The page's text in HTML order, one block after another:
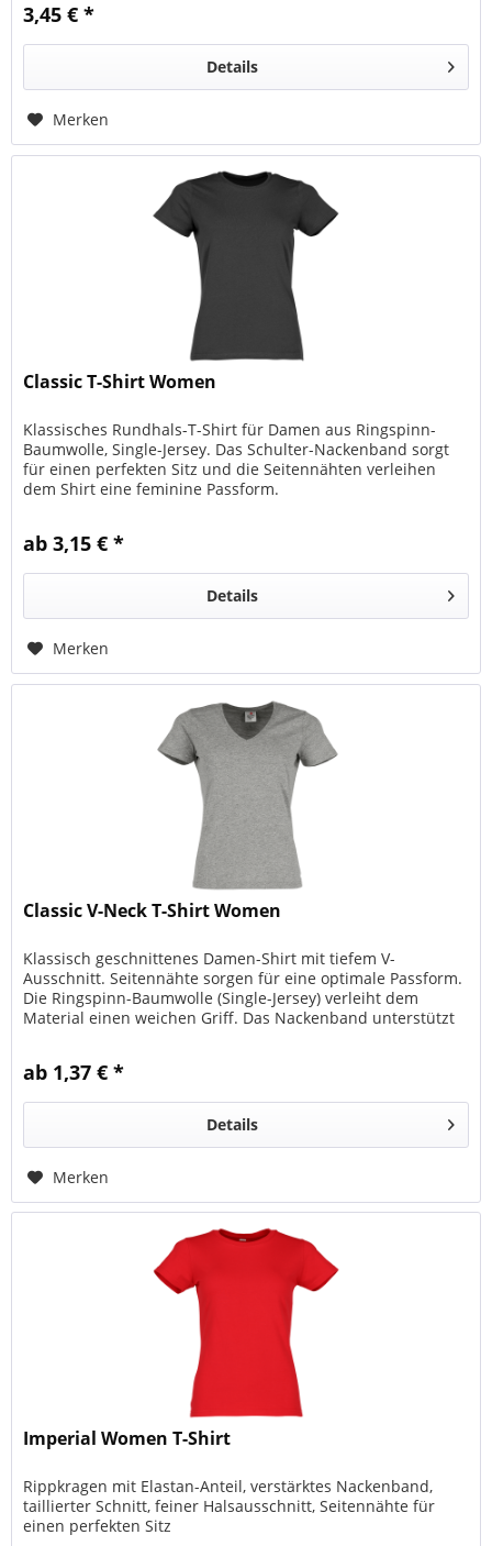
3,45 € *
Details
Merken
Classic T-Shirt Women
Klassisches Rundhals-T-Shirt für Damen aus Ringspinn-
Baumwolle, Single-Jersey. Das Schulter-Nackenband sorgt
für einen perfekten Sitz und die Seitennähten verleihen
dem Shirt eine feminine Passform.
ab 3,15 € *
Details
Merken
Classic V-Neck T-Shirt Women
Klassisch geschnittenes Damen-Shirt mit tiefem V-
Ausschnitt. Seitennähte sorgen für eine optimale Passform.
Die Ringspinn-Baumwolle (Single-Jersey) verleiht dem
Material einen weichen Griff. Das Nackenband unterstützt
ab 1,37 € *
Details
Merken
Imperial Women T-Shirt
Rippkragen mit Elastan-Anteil, verstärktes Nackenband,
taillierter Schnitt, feiner Halsausschnitt, Seitennähte für
einen perfekten Sitz